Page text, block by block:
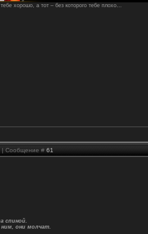
хорошо, а тот – без которого тебе плохо…
| Сообщение # 61
спиной.
они молчат.